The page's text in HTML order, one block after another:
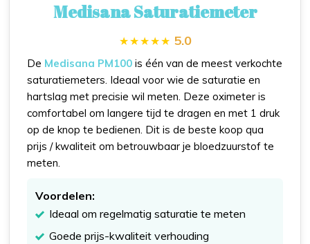
Medisana Saturatiemeter
5.0
De Medisana PM100 is één van de meest verkochte
saturatiemeters. Ideaal voor wie de saturatie en
hartslag met precisie wil meten. Deze oximeter is
comfortabel om langere tijd te dragen en met 1 druk
op de knop te bedienen. Dit is de beste koop qua
prijs / kwaliteit om betrouwbaar je bloedzuurstof te
meten.
Voordelen:
Ideaal om regelmatig saturatie te meten
Goede prijs-kwaliteit verhouding